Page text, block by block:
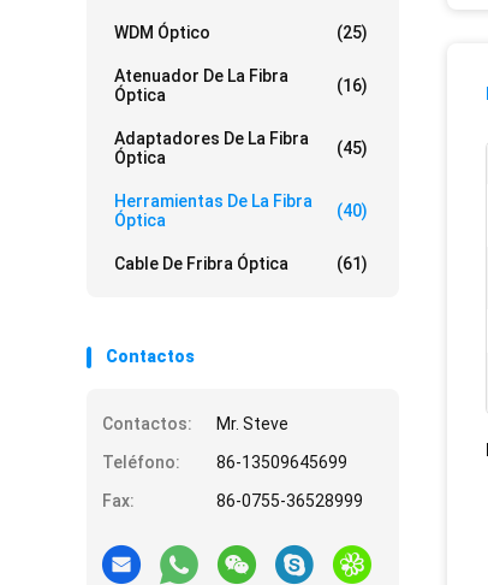
WDM Óptico (25)
Atenuador De La Fibra
Óptica
(16)
Adaptadores De La Fibra
Óptica
(45)
Herramientas De La Fibra
Óptica
(40)
Cable De Fribra Óptica (61)
Contactos
Contactos:
Mr. Steve
Teléfono:
86-13509645699
Fax:
86-0755-36528999